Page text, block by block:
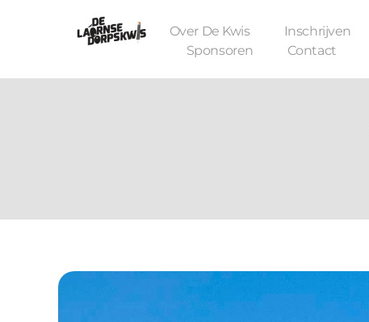
Over De Kwis Inschrijven
Sponsoren
Contact